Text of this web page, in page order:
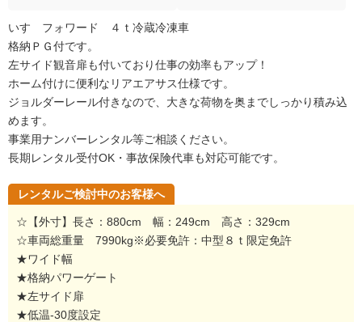
いすゞフォワード ４ｔ冷蔵冷凍車
格納ＰＧ付です。
左サイド観音扉も付いており仕事の効率もアップ！
ホーム付けに便利なリアエアサス仕様です。
ジョルダーレール付きなので、大きな荷物を奥までしっかり積み込
めます。
事業用ナンバーレンタル等ご相談ください。
長期レンタル受付OK・事故保険代車も対応可能です。
レンタルご検討中のお客様へ
☆【外寸】長さ：880cm 幅：249cm 高さ：329cm
☆車両総重量 7990kg※必要免許：中型８ｔ限定免許
★ワイド幅
★格納パワーゲート
★左サイド扉
★低温-30度設定